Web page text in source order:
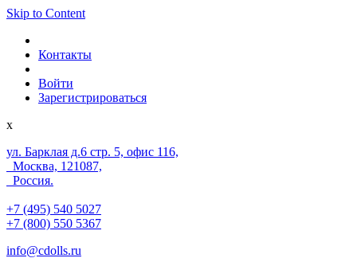
Skip to Content
Контакты
Войти
Зарегистрироваться
x
ул. Барклая д.6 стр. 5, офис 116,
Москва, 121087,
Россия.
+7 (495) 540 5027
+7 (800) 550 5367
info@cdolls.ru